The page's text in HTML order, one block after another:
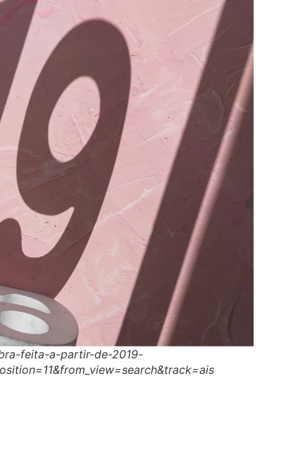
feita-a-partir-de-2019-